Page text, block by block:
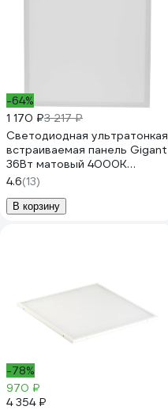
-64%
1 170 ₽3 217 ₽
Светодиодная ультратонкая
встраиваемая панель Gigant
36Вт матовый 4000K
3000Лм IP40 (с драйвером)
GL-03-08
4.6(13)
В корзину
-78%
970 ₽
4 354 ₽